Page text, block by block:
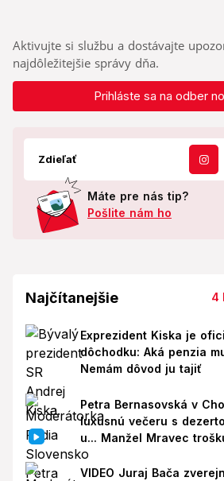
Aktivujte si službu a dostávajte
najdôležitejšie správy dňa.
Prihláste sa na odber
Zdieľať
Máte pre nás tip?
Pošlite nám ho
Najčítanejšie 4
Exprezident Kiska je
dôchodku: Aká penzia
Nemám dôvod ju tajiť
Petra Bernasovská v
luxusnú večeru s
u... Manžel Mravec
VIDEO Juraj Bača